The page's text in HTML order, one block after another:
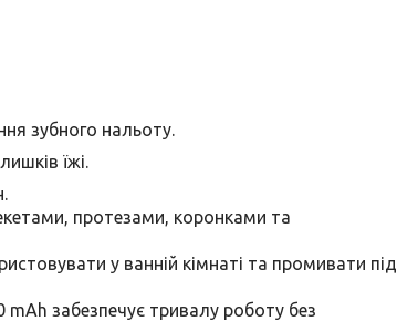
зубного нальоту.
їжі.
протезами, коронками та
у ванній кімнаті та промивати під
забезпечує тривалу роботу без